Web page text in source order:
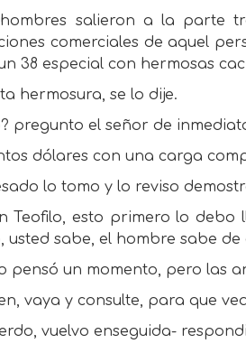
salieron a la parte
comerciales de aquel
38 especial con hermosas
hermosura, se lo dije.
pregunto el señor de
dólares con una carga
lo tomo y lo reviso
Teofilo, esto primero lo
usted sabe, el hombre sabe
pensó un momento, pero las
vaya y consulte, para que
vuelvo enseguida-